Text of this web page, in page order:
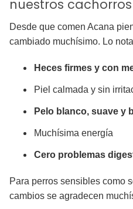
nuestros
Desde que comen Acana
cambiado muchísimo. Lo
Heces firmes y con
Piel calmada y sin
Pelo blanco, suave y
Muchísima energía
Cero problemas
Para perros sensibles como
cambios se agradecen